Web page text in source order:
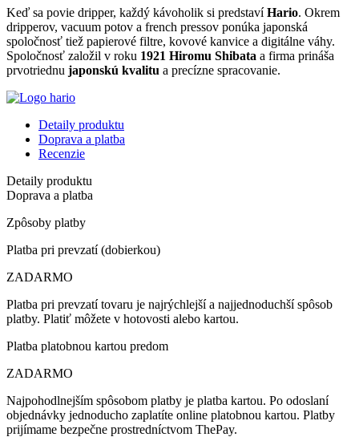
Keď sa povie dripper, každý kávoholik si predstavíHario. Okrem
dripperov, vacuum potov a french pressov ponúka japonská
spoločnosť tiež papierové filtre, kovové kanvice a digitálne váhy.
Spoločnosť založil v roku 1921 Hiromu Shibata a firma prináša
prvotriednu japonskú kvalitu a precízne spracovanie.
Detaily produktu
Doprava a platba
Recenzie
Detaily produktu
Doprava a platba
Zpôsoby platby
Platba pri prevzatí (dobierkou)
ZADARMO
Platba pri prevzatí tovaru je najrýchlejší a najjednoduchší spôsob
platby. Platiť môžete v hotovosti alebo kartou.
Platba platobnou kartou predom
ZADARMO
Najpohodlnejším spôsobom platby je platba kartou. Po odoslaní
objednávky jednoducho zaplatíte online platobnou kartou. Platby
prijímame bezpečne prostredníctvom ThePay.